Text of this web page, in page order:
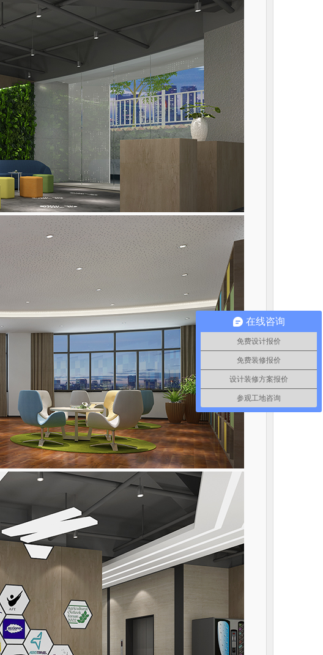
在线咨询
免费设计报价
免费装修报价
设计装修方案报价
参观工地咨询